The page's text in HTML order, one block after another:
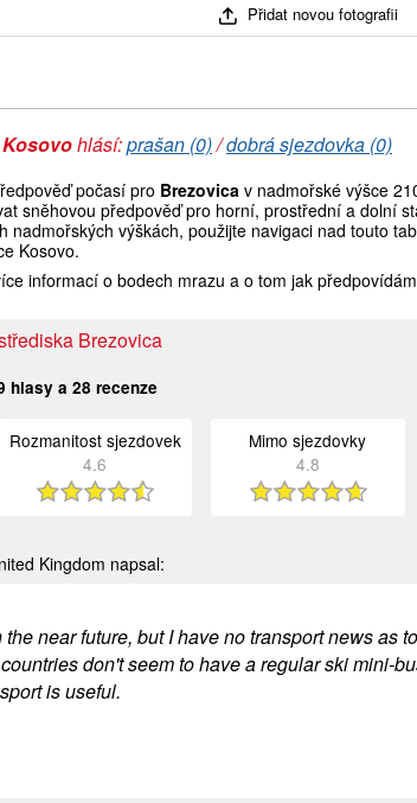
Přidat novou fotografii
Kosovohlásí:prašan (0)/dobrá sjezdovka (0)
počasí pro Brezovica v nadmořské výšce
sněhovou předpověď pro horní, prostřední a dolní
nadmořských výškách, použijte navigaci nad touto
Kosovo.
informací o bodech mrazu a o tom jak
Brezovica
hlasy a 28 recenze
Rozmanitost sjezdovek
4.6
Mimo sjezdovky
4.8
Kingdom napsal:
near future, but I have no transport news as
don't seem to have a regular ski mini-
is useful.